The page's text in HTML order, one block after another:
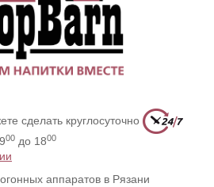
сделать круглосуточно
00 до 1800
аппаратов в Рязани